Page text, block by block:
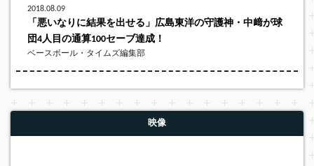
2018.08.09
「悪いなりに結果を出せる」広島東洋の守護神・中﨑が球
団4人目の通算100セーブ達成！
ベースボール・タイムズ編集部
映像